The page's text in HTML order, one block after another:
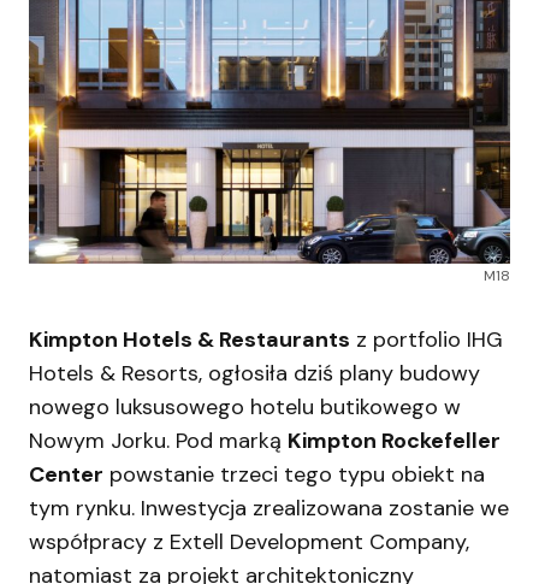
M18
Kimpton Hotels & Restaurants z portfolio IHG
Hotels & Resorts, ogłosiła dziś plany budowy
nowego luksusowego hotelu butikowego w
Nowym Jorku. Pod marką Kimpton Rockefeller
Center powstanie trzeci tego typu obiekt na
tym rynku. Inwestycja zrealizowana zostanie we
współpracy z Extell Development Company,
natomiast za projekt architektoniczny